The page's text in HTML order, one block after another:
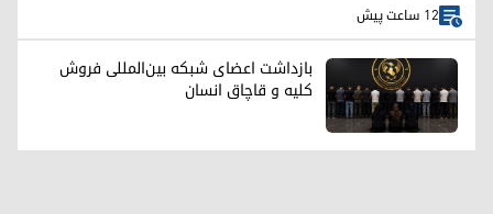
12 ساعت پیش
بازداشت اعضای شبکه بین‌المللی فروش
کلیه و قاچاق انسان